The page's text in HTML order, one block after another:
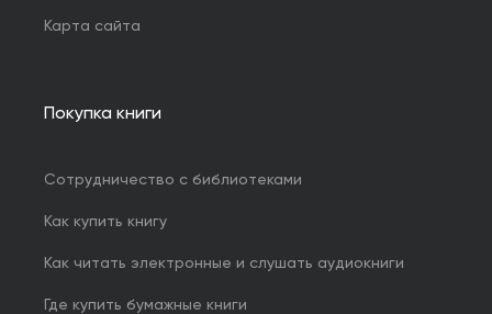
Карта сайта
Покупка книги
Сотрудничество с библиотеками
Как купить книгу
Как читать электронные и слушать аудиокниги
Где купить бумажные книги